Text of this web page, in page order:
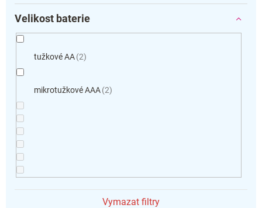
Velikost baterie
tužkové AA 2
mikrotužkové AAA 2
Vymazat filtry